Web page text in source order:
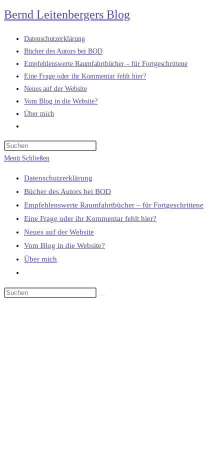
Zum
Inhalt
springen
Bernd Leitenbergers Blog
Datenschutzerklärung
Bücher des Autors bei BOD
Empfehlenswerte Raumfahrtbücher – für Fortgeschrittene
Eine Frage oder ihr Kommentar fehlt hier?
Neues auf der Website
Vom Blog in die Website?
Über mich
umschalten
Menü Schließen
Datenschutzerklärung
Bücher des Autors bei BOD
Empfehlenswerte Raumfahrtbücher – für Fortgeschrittene
Eine Frage oder ihr Kommentar fehlt hier?
Neues auf der Website
Vom Blog in die Website?
Über mich
umschalten